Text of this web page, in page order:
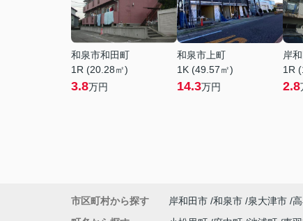
和泉市和田町
1R (20.28㎡)
3.8万円
和泉市上町
1K (49.57㎡)
14.3万円
岸
1R
2.8
市区町村から探す 岸和田市 和泉市 泉大津市